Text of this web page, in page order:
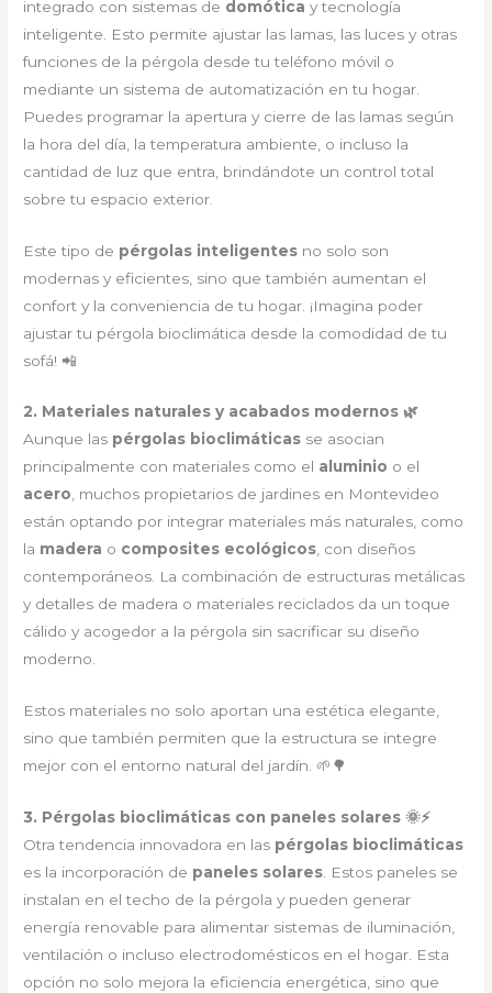
integrado con sistemas de domótica y tecnología
inteligente. Esto permite ajustar las lamas, las luces y otras
funciones de la pérgola desde tu teléfono móvil o
mediante un sistema de automatización en tu hogar.
Puedes programar la apertura y cierre de las lamas según
la hora del día, la temperatura ambiente, o incluso la
cantidad de luz que entra, brindándote un control total
sobre tu espacio exterior.
Este tipo de pérgolas inteligentes no solo son
modernas y eficientes, sino que también aumentan el
confort y la conveniencia de tu hogar. ¡Imagina poder
ajustar tu pérgola bioclimática desde la comodidad de tu
sofá! 📲
2. Materiales naturales y acabados modernos 🌿
Aunque las pérgolas bioclimáticas se asocian
principalmente con materiales como el aluminio o el
acero, muchos propietarios de jardines en Montevideo
están optando por integrar materiales más naturales, como
la madera o composites ecológicos, con diseños
contemporáneos. La combinación de estructuras metálicas
y detalles de madera o materiales reciclados da un toque
cálido y acogedor a la pérgola sin sacrificar su diseño
moderno.
Estos materiales no solo aportan una estética elegante,
sino que también permiten que la estructura se integre
mejor con el entorno natural del jardín. 🌱🌳
3. Pérgolas bioclimáticas con paneles solares 🌞⚡
Otra tendencia innovadora en las pérgolas bioclimáticas
es la incorporación de paneles solares . Estos paneles se
instalan en el techo de la pérgola y pueden generar
energía renovable para alimentar sistemas de iluminación,
ventilación o incluso electrodomésticos en el hogar. Esta
opción no solo mejora la eficiencia energética, sino que